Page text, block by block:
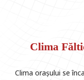
Clima
Clima orașului se